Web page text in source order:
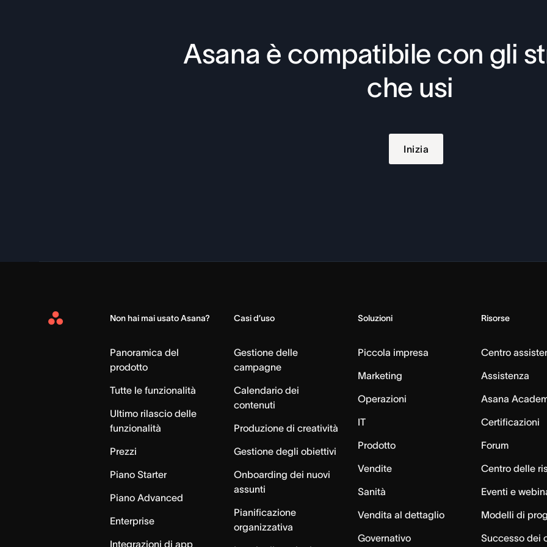
Asana è compatibile con gli
che usi
Inizia
Asana
Non hai mai usato Asana?
Panoramica del
prodotto
Tutte le funzionalità
Ultimo rilascio delle
funzionalità
Prezzi
Piano Starter
Piano Advanced
Enterprise
Integrazioni di app
Casi d’uso
Gestione delle
campagne
Calendario dei
contenuti
Produzione di creatività
Gestione degli obiettivi
Onboarding dei nuovi
assunti
Pianificazione
organizzativa
Soluzioni
Piccola impresa
Marketing
Operazioni
IT
Prodotto
Vendite
Sanità
Vendita al dettaglio
Governativo
Risorse
Centro
Assistenza
Asana
Certificazioni
Forum
Centro delle
Eventi e
Modelli di
Successo dei